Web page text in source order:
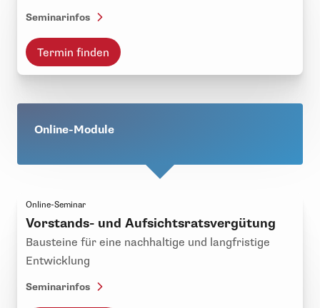
Seminarinfos
Termin finden
Online-Module
Online-Seminar
Vorstands- und Aufsichtsratsvergütung
Bausteine für eine nachhaltige und langfristige
Entwicklung
Seminarinfos